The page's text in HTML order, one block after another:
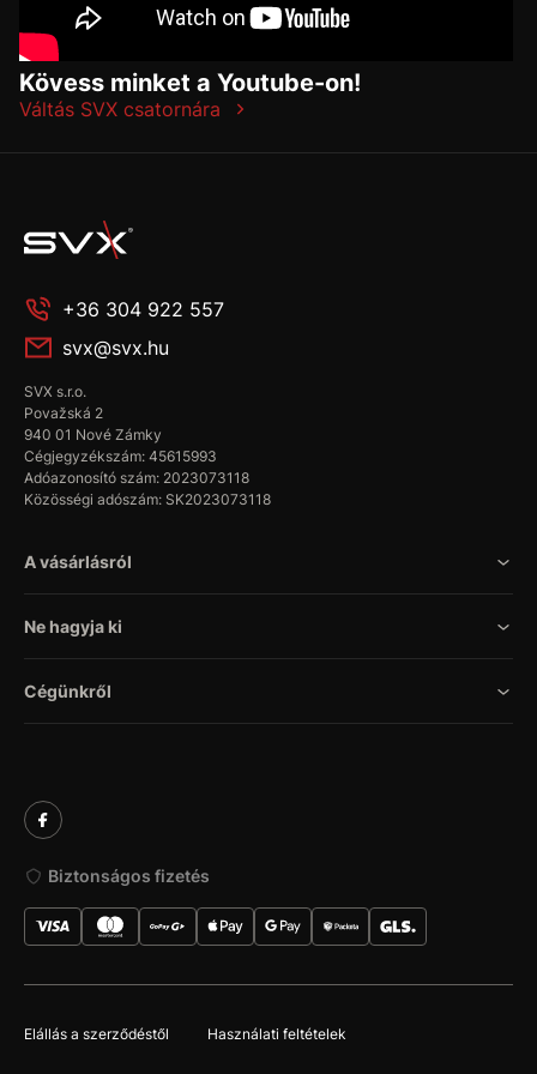
Kövess minket a Youtube-on!
Váltás SVX csatornára
+36 304 922 557
svx@svx.hu
SVX s.r.o.
Považská 2
940 01 Nové Zámky
Cégjegyzékszám: 45615993
Adóazonosító szám: 2023073118
Közösségi adószám: SK2023073118
A vásárlásról
Ne hagyja ki
Cégünkről
Biztonságos fizetés
Elállás a szerződéstől Használati feltételek